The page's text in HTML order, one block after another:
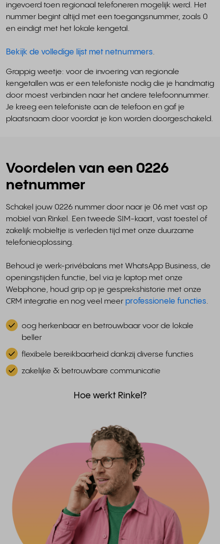
ingevoerd toen regionaal telefoneren mogelijk werd. Het
nummer begint altijd met een toegangsnummer, zoals 0
en eindigt met het lokale kengetal.
Bekijk de volledige lijst met netnummers.
Grappig weetje: voor de invoering van regionale
kengetallen was er een telefoniste nodig die je handmatig
door moest verbinden naar het andere telefoonnummer.
Je kreeg een telefoniste aan de telefoon en gaf je
plaatsnaam door voordat je kon worden doorgeschakeld.
Voordelen van een 0226
netnummer
Schakel jouw 0226 nummer door naar je 06 met vast op
mobiel van Rinkel. Een tweede SIM-kaart, vast toestel of
zakelijk mobieltje is verleden tijd met onze duurzame
telefonieoplossing.
Behoud je werk-privébalans met WhatsApp Business, de
openingstijden functie, bel via je laptop met onze
Webphone, houd grip op je gesprekshistorie met onze
CRM integratie en nog veel meer professionele functies.
oog herkenbaar en betrouwbaar voor de lokale
beller
flexibele bereikbaarheid dankzij diverse functies
zakelijke & betrouwbare communicatie
Hoe werkt Rinkel?